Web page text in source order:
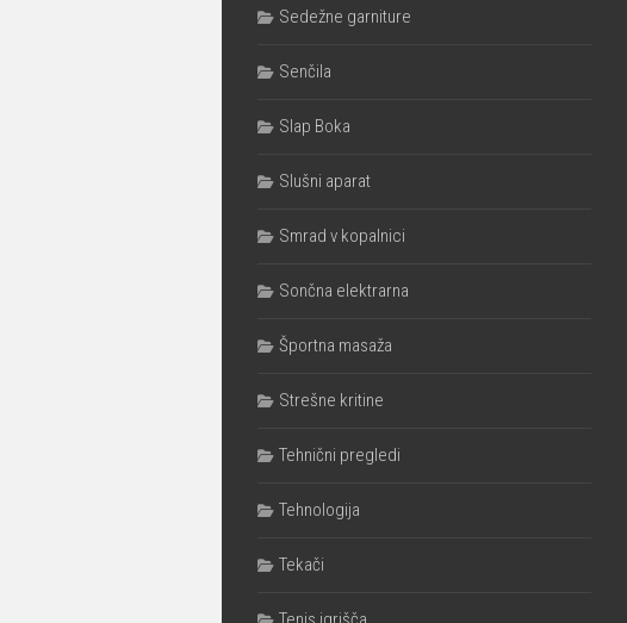
Sedežne garniture
Senčila
Slap Boka
Slušni aparat
Smrad v kopalnici
Sončna elektrarna
Športna masaža
Strešne kritine
Tehnični pregledi
Tehnologija
Tekači